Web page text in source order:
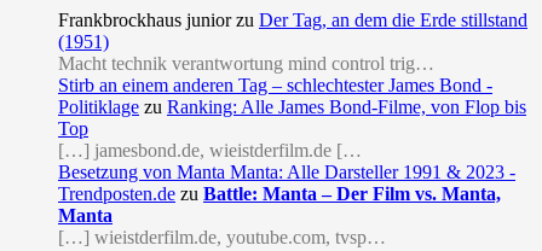
Frankbrockhaus junior zu Der Tag, an dem die Erde stillstand
(1951)
Macht technik verantwortung mind control trig…
Stirb an einem anderen Tag – schlechtester James Bond -
Politiklage zu Ranking: Alle James Bond-Filme, von Flop bis
Top
[…] jamesbond.de, wieistderfilm.de […
Besetzung von Manta Manta: Alle Darsteller 1991 & 2023 -
Trendposten.de zu Battle: Manta – Der Film vs. Manta,
Manta
[…] wieistderfilm.de, youtube.com, tvsp…